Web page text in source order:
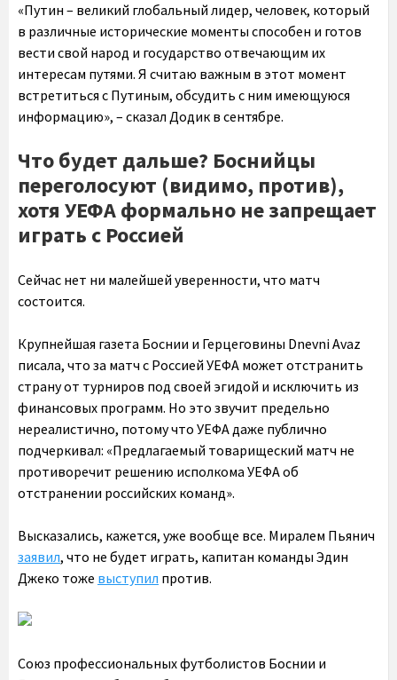
«Путин – великий глобальный лидер, человек, который
в различные исторические моменты способен и готов
вести свой народ и государство отвечающим их
интересам путями. Я считаю важным в этот момент
встретиться с Путиным, обсудить с ним имеющуюся
информацию», – сказал Додик в сентябре.
Что будет дальше? Боснийцы
переголосуют (видимо, против),
хотя УЕФА формально не запрещает
играть с Россией
Сейчас нет ни малейшей уверенности, что матч
состоится.
Крупнейшая газета Боснии и Герцеговины Dnevni Avaz
писала, что за матч с Россией УЕФА может отстранить
страну от турниров под своей эгидой и исключить из
финансовых программ. Но это звучит предельно
нереалистично, потому что УЕФА даже публично
подчеркивал: «​​Предлагаемый товарищеский матч не
противоречит решению исполкома УЕФА об
отстранении российских команд».
Высказались, кажется, уже вообще все. Миралем Пьянич
заявил, что не будет играть, капитан команды Эдин
Джеко тоже выступил против.
Союз профессиональных футболистов Боснии и